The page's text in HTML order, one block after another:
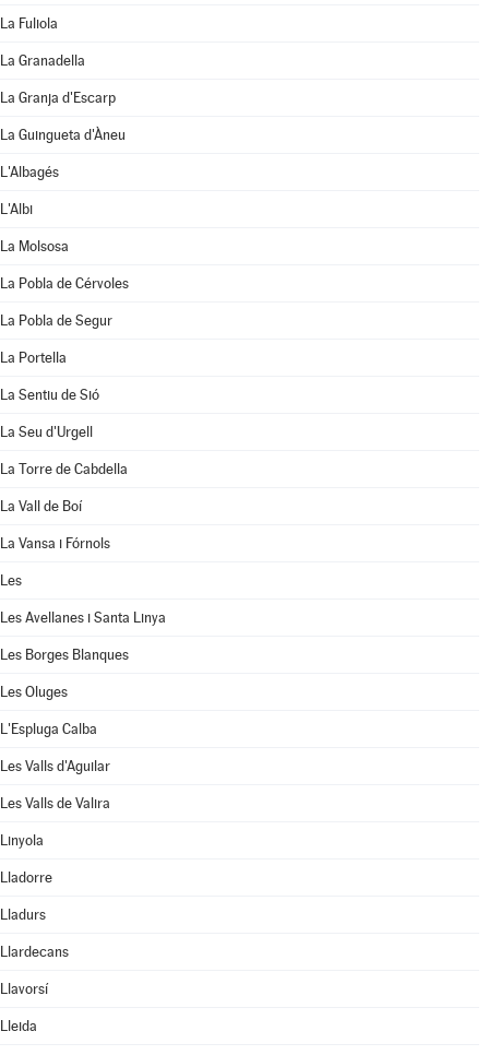
La Fuliola
La Granadella
La Granja d'Escarp
La Guingueta d'Àneu
L'Albagés
L'Albi
La Molsosa
La Pobla de Cérvoles
La Pobla de Segur
La Portella
La Sentiu de Sió
La Seu d'Urgell
La Torre de Cabdella
La Vall de Boí
La Vansa i Fórnols
Les
Les Avellanes i Santa Linya
Les Borges Blanques
Les Oluges
L'Espluga Calba
Les Valls d'Aguilar
Les Valls de Valira
Linyola
Lladorre
Lladurs
Llardecans
Llavorsí
Lleida